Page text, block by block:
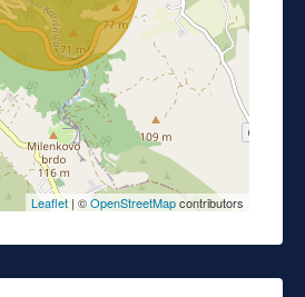
Leaflet| ©OpenStreetMapcontributors